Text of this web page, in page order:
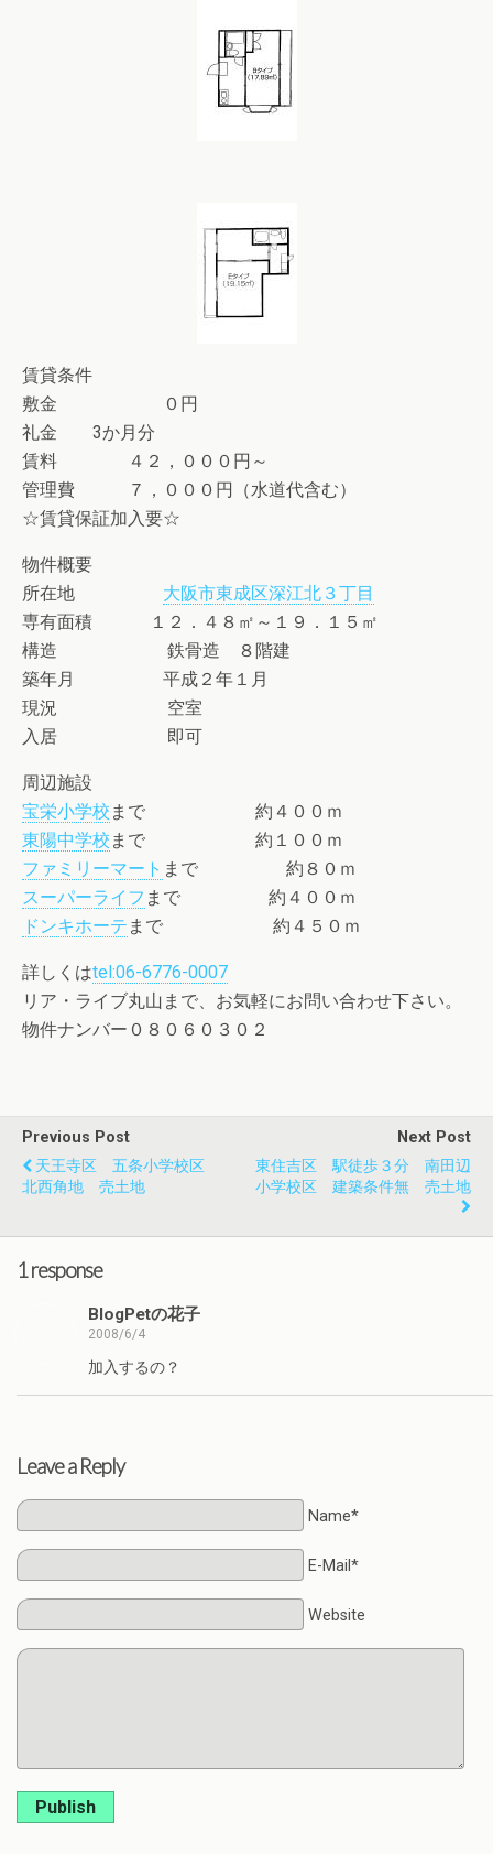
賃貸条件
敷金 ０円
礼金 3か月分
賃料 ４２，０００円～
管理費 ７，０００円（水道代含む）
☆賃貸保証加入要☆
物件概要
所在地 大阪市東成区深江北３丁目
専有面積 １２．４８㎡～１９．１５㎡
構造 鉄骨造 ８階建
築年月 平成２年１月
現況 空室
入居 即可
周辺施設
宝栄小学校 まで 約４００ｍ
東陽中学校 まで 約１００ｍ
ファミリーマート まで 約８０ｍ
スーパーライフ まで 約４００ｍ
ドンキホーテ まで 約４５０ｍ
詳しくはtel:06-6776-0007
リア・ライブ丸山まで、お気軽にお問い合わせ下さい。
物件ナンバー０８０６０３０２
Previous Post
天王寺区 五条小学校区
北西角地 売土地
Next Post
東住吉区 駅徒歩３分 南田辺
小学校区 建築条件無 売土地
1 response
BlogPetの花子
2008/6/4
加入するの？
Leave a Reply
Name*
E-Mail*
Website
Publish